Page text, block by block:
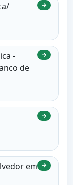
→
-
de
→
→
em →